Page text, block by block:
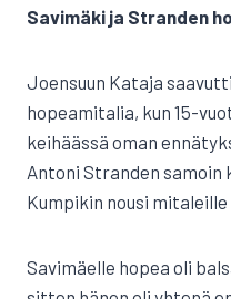
Savimäki ja Stranden
Joensuun Kataja
hopeamitalia, kun 15-
keihäässä oman
Antoni Stranden samoin
Kumpikin nousi
Savimäelle hopea oli